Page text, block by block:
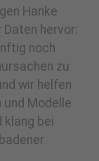
Hanke
hervor:
noch
zu
wir helfen
und Modelle
klang bei